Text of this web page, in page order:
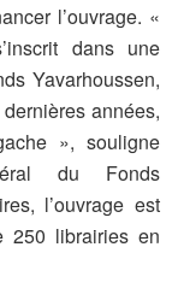
l’ouvrage. «
dans une
Yavarhoussen,
années,
», souligne
du Fonds
l’ouvrage est
250 librairies en